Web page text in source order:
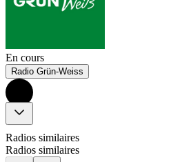
En cours
Radio Grün-Weiss
Radios similaires
Radios similaires